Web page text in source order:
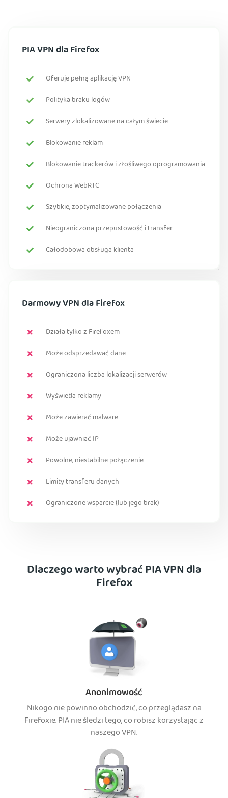
PIA VPN dla Firefox
Oferuje pełną aplikację VPN
Polityka braku logów
Serwery zlokalizowane na całym świecie
Blokowanie reklam
Blokowanie trackerów i złośliwego oprogramowania
Ochrona WebRTC
Szybkie, zoptymalizowane połączenia
Nieograniczona przepustowość i transfer
Całodobowa obsługa klienta
Darmowy VPN dla Firefox
Działa tylko z Firefoxem
Może odsprzedawać dane
Ograniczona liczba lokalizacji serwerów
Wyświetla reklamy
Może zawierać malware
Może ujawniać IP
Powolne, niestabilne połączenie
Limity transferu danych
Ograniczone wsparcie (lub jego brak)
Dlaczego warto wybrać PIA VPN dla
Firefox
Anonimowość
Nikogo nie powinno obchodzić, co przeglądasz na
Firefoxie. PIA nie śledzi tego, co robisz korzystając z
naszego VPN.